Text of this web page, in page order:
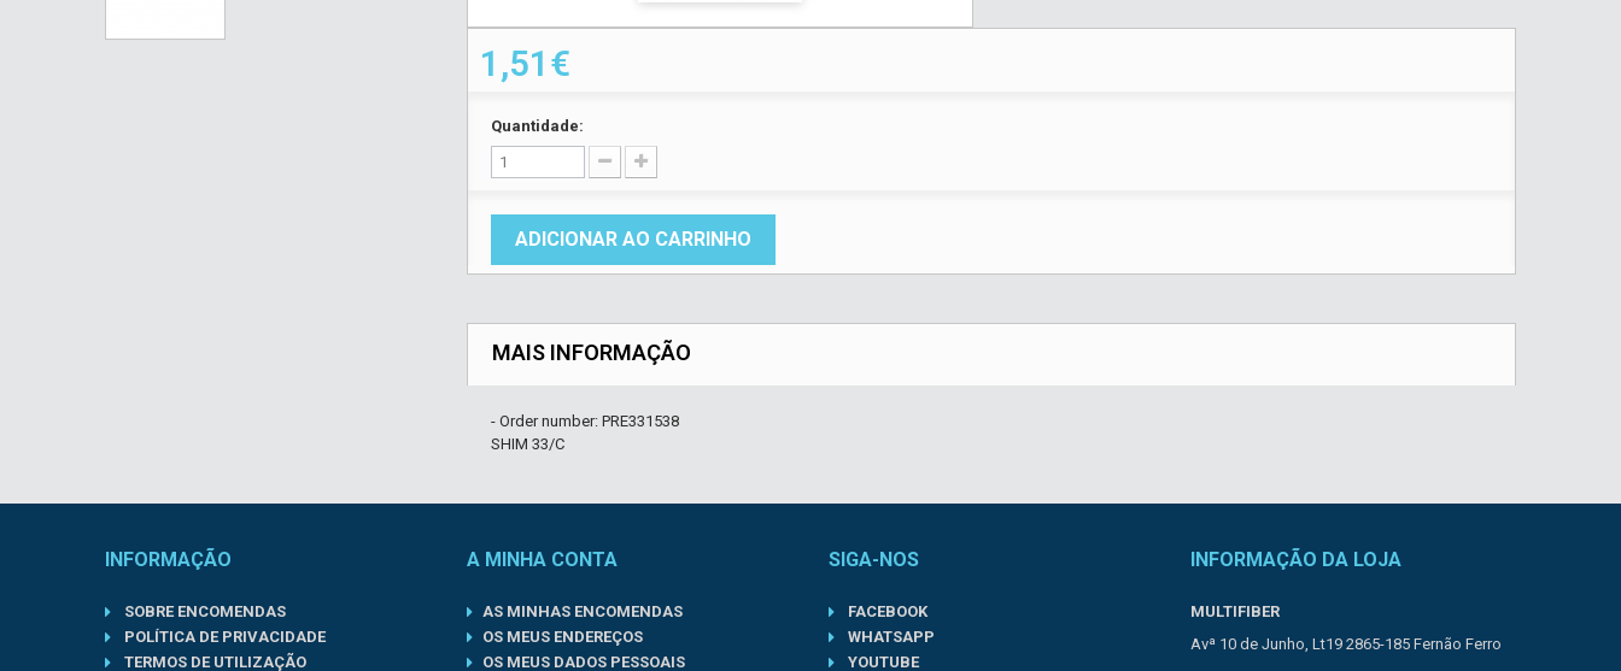
1,51€
Quantidade:
ADICIONAR AO CARRINHO
MAIS INFORMAÇÃO
- Order number: PRE331538
SHIM 33/C
INFORMAÇÃO
SOBRE ENCOMENDAS
POLÍTICA DE PRIVACIDADE
TERMOS DE UTILIZAÇÃO
A MINHA CONTA
AS MINHAS ENCOMENDAS
OS MEUS ENDEREÇOS
OS MEUS DADOS PESSOAIS
SIGA-NOS
FACEBOOK
WHATSAPP
YOUTUBE
INFORMAÇÃO DA LOJA
MULTIFIBER
Avª 10 de Junho, Lt19 2865-185 Fernão Ferro